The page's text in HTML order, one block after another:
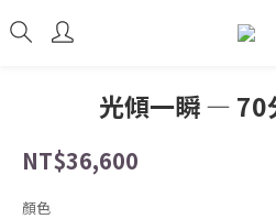
光傾一瞬 — 70
NT$36,600
顏色